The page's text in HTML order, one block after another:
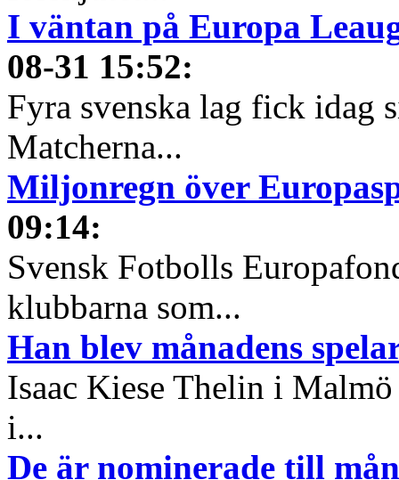
I väntan på Europa
08-31 15:52:
Fyra svenska lag fick idag
Matcherna...
Miljonregn över
09:14:
Svensk Fotbolls
klubbarna som...
Han blev månadens
Isaac Kiese Thelin i
i...
De är nominerade till